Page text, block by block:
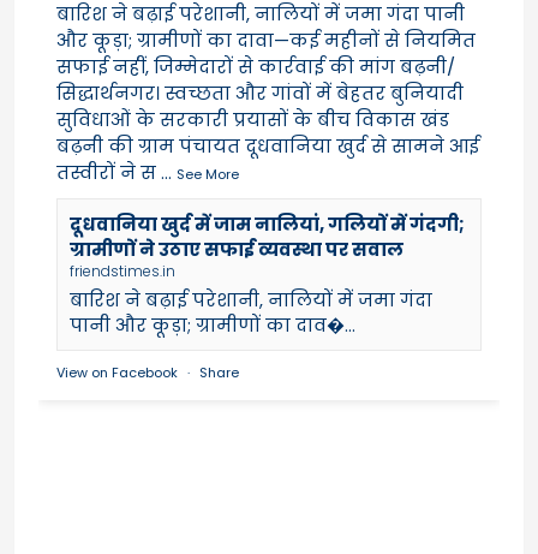
बारिश ने बढ़ाई परेशानी, नालियों में जमा गंदा पानी
और कूड़ा; ग्रामीणों का दावा—कई महीनों से नियमित
सफाई नहीं, जिम्मेदारों से कार्रवाई की मांग बढ़नी/
सिद्धार्थनगर। स्वच्छता और गांवों में बेहतर बुनियादी
सुविधाओं के सरकारी प्रयासों के बीच विकास खंड
बढ़नी की ग्राम पंचायत दूधवानिया खुर्द से सामने आई
तस्वीरों ने स... See More
दूधवानिया खुर्द में जाम नालियां, गलियों में गंदगी;
ग्रामीणों ने उठाए सफाई व्यवस्था पर सवाल
friendstimes.in
बारिश ने बढ़ाई परेशानी, नालियों में जमा गंदा
पानी और कूड़ा; ग्रामीणों का दाव�...
View on Facebook · Share